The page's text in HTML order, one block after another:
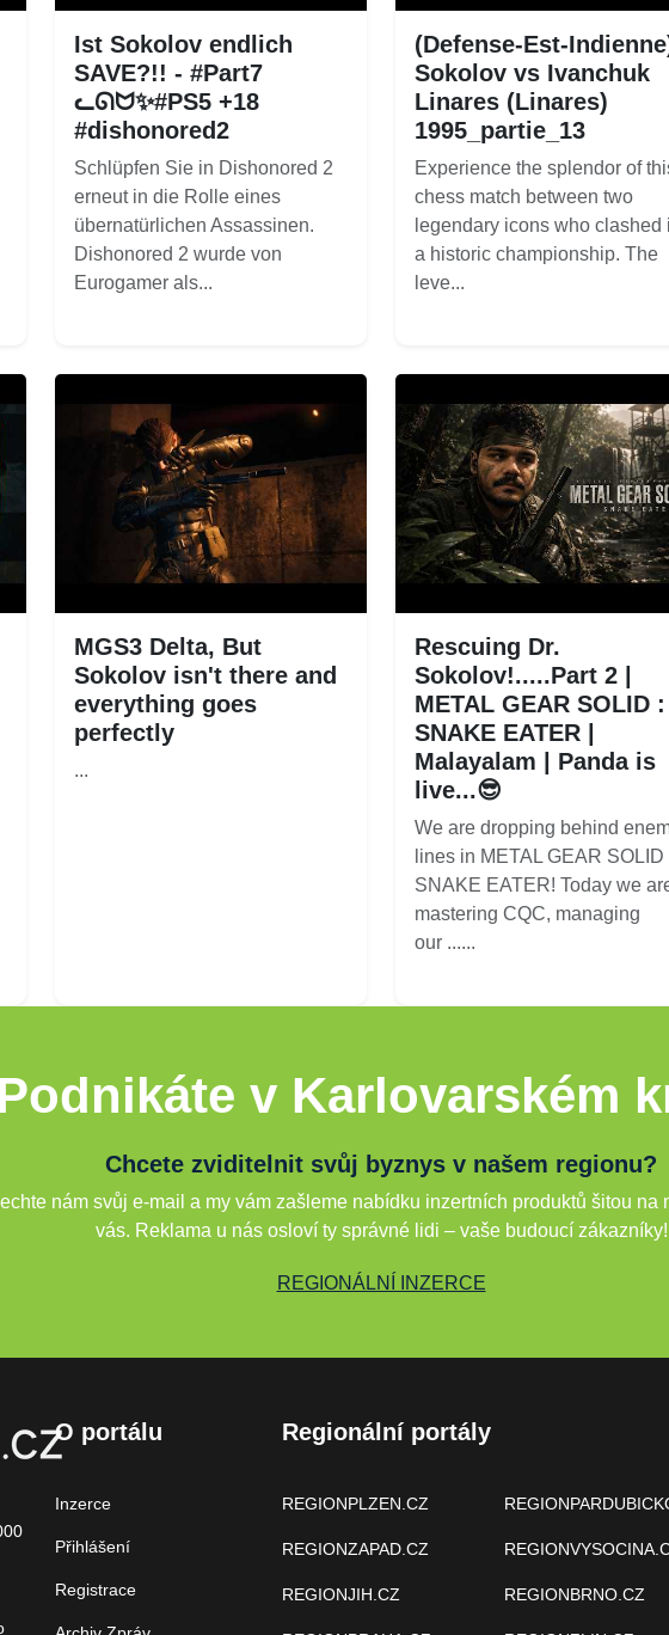
Ist Sokolov endlich
SAVE?!! - #Part7
ᓚᘏᗢ✨#PS5 +18
#dishonored2
Schlüpfen Sie in Dishonored 2
erneut in die Rolle eines
übernatürlichen Assassinen.
Dishonored 2 wurde von
Eurogamer als...
(Defense-Est-
Sokolov vs Ivanchuk
Linares (Linares)
1995_partie_13
Experience the splendor of
chess match between two
legendary icons who clashed
a historic championship. The
leve...
MGS3 Delta, But
Sokolov isn't there and
everything goes
perfectly
...
Rescuing Dr.
Sokolov!.....Part 2 |
METAL GEAR SOLID :
SNAKE EATER |
Malayalam | Panda is
live...😎
We are dropping behind
lines in METAL GEAR SOLID
SNAKE EATER! Today we
mastering CQC, managing
our ......
v Karlovarském
Chcete zviditelnit svůj byznys v našem regionu?
nám svůj e-mail a my vám zašleme nabídku inzertních produktů šitou na
vás. Reklama u nás osloví ty správné lidi – vaše budoucí zákazníky!
REGIONÁLNÍ INZERCE
O portálu
Inzerce
Přihlášení
Registrace
Regionální portály
REGIONPLZEN.CZ
REGIONZAPAD.CZ
REGIONJIH.CZ REGIONBRNO.CZ